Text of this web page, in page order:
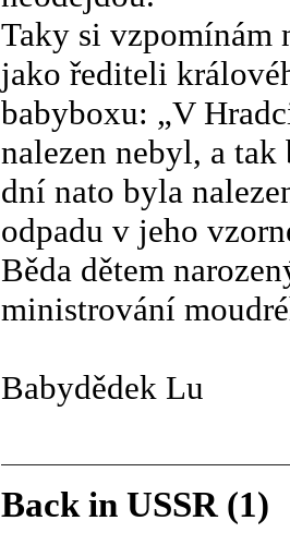
Taky si vzpomínám
jako řediteli
babyboxu: „V
nalezen nebyl, a
dní nato byla
odpadu v jeho
Běda dětem
ministrování
Babydědek Lu
Back in USSR (1)